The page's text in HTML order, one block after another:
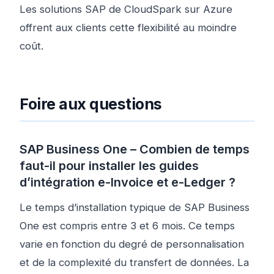
Les solutions SAP de CloudSpark sur Azure
offrent aux clients cette flexibilité au moindre
coût.
Foire aux questions
SAP Business One – Combien de temps
faut-il pour installer les guides
d’intégration e-Invoice et e-Ledger ?
Le temps d’installation typique de SAP Business
One est compris entre 3 et 6 mois. Ce temps
varie en fonction du degré de personnalisation
et de la complexité du transfert de données. La